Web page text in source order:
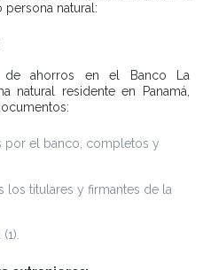
persona natural:
de ahorros en el Banco La
natural residente en Panamá,
por el banco, completos y
los titulares y firmantes de la